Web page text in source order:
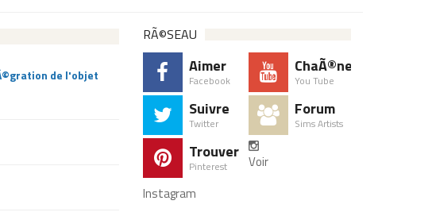
de l'objet
RÃ©SEAU
Aimer
Facebook
ChaÃ®ne
You Tube
Suivre
Twitter
Forum
Sims Artists
Trouver
Pinterest
Voir
Instagram